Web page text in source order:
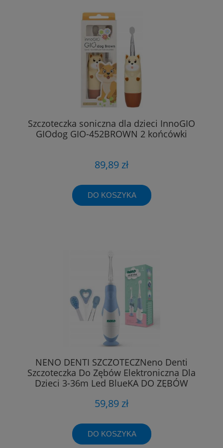
Szczoteczka soniczna dla dzieci InnoGIO
GIOdog GIO-452BROWN 2 końcówki
89,89 zł
DO KOSZYKA
NENO DENTI SZCZOTECZNeno Denti
Szczoteczka Do Zębów Elektroniczna Dla
Dzieci 3-36m Led BlueKA DO ZĘBÓW
BLUE
59,89 zł
DO KOSZYKA